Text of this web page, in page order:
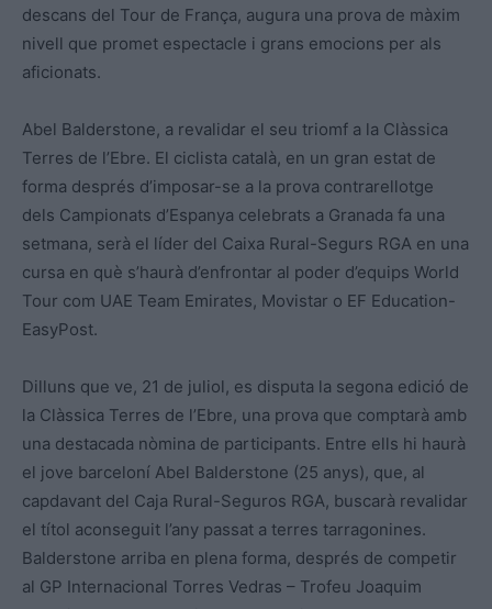
descans del Tour de França, augura una prova de màxim
nivell que promet espectacle i grans emocions per als
aficionats.
Abel Balderstone, a revalidar el seu triomf a la Clàssica
Terres de l’Ebre. El ciclista català, en un gran estat de
forma després d’imposar-se a la prova contrarellotge
dels Campionats d’Espanya celebrats a Granada fa una
setmana, serà el líder del Caixa Rural-Segurs RGA en una
cursa en què s’haurà d’enfrontar al poder d’equips World
Tour com UAE Team Emirates, Movistar o EF Education-
EasyPost.
Dilluns que ve, 21 de juliol, es disputa la segona edició de
la Clàssica Terres de l’Ebre, una prova que comptarà amb
una destacada nòmina de participants. Entre ells hi haurà
el jove barceloní Abel Balderstone (25 anys), que, al
capdavant del Caja Rural-Seguros RGA, buscarà revalidar
el títol aconseguit l’any passat a terres tarragonines.
Balderstone arriba en plena forma, després de competir
al GP Internacional Torres Vedras – Trofeu Joaquim